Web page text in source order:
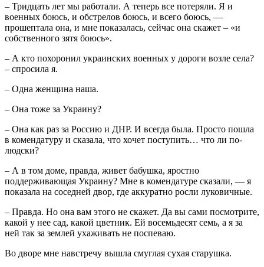
– Тридцать лет мы работали. А теперь все потеряли. Я и
военных боюсь, и обстрелов боюсь, и всего боюсь, —
прошептала она, и мне показалась, сейчас она скажет – «и
собственного зятя боюсь».
– А кто похоронил украинских военных у дороги возле села?
– спросила я.
– Одна женщина наша.
– Она тоже за Украину?
– Она как раз за Россию и ДНР. И всегда была. Просто пошла
в комендатуру и сказала, что хочет поступить… что ли по-
людски?
– А в том доме, правда, живет бабушка, яростно
поддерживающая Украину? Мне в комендатуре сказали, — я
показала на соседней двор, где аккуратно росли луковичные.
– Правда. Но она вам этого не скажет. Да вы сами посмотрите,
какой у нее сад, какой цветник. Ей восемьдесят семь, а я за
ней так за землей ухаживать не поспеваю.
Во дворе мне навстречу вышла смуглая сухая старушка.